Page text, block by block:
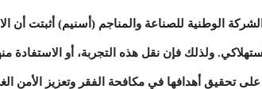
الوطنية للصناعة والمناجم (أسنيم) أثبتت أن
ولذلك فإن نقل هذه التجربة، أو
على تحقيق أهدافها في مكافحة الفقر وتعزيز الأمن